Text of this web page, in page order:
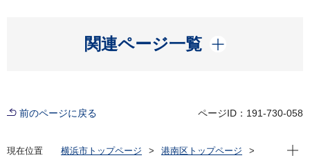
関連ページ一覧
開く
前のページに戻る ページID：191-730-058
現在位置 横浜市トップページ
港南区トップページ
現在